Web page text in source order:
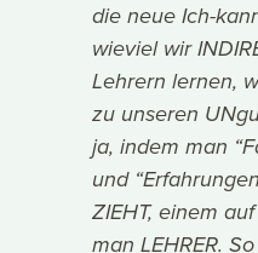
die neue Ich-
wieviel wir
Lehrern lernen,
zu unseren
ja, indem man
und
ZIEHT, einem
man LEHRER.